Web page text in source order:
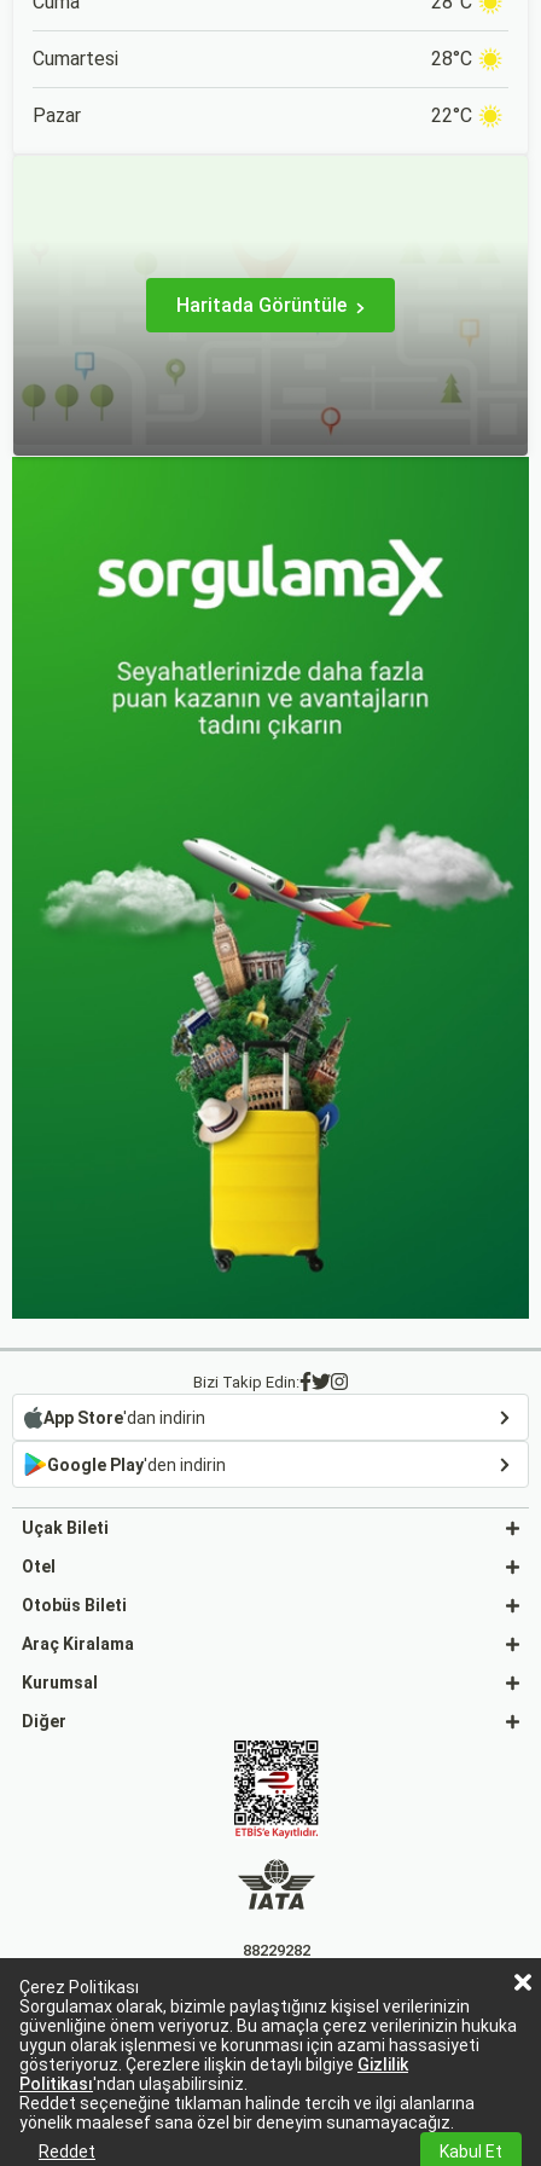
Çerez Politikası
Sorgulamax olarak, bizimle paylaştığınız kişisel verilerinizin
güvenliğine önem veriyoruz. Bu amaçla çerez verilerinizin hukuka
uygun olarak işlenmesi ve korunması için azami hassasiyeti
gösteriyoruz. Çerezlere ilişkin detaylı bilgiye Gizlilik
Politikası'ndan ulaşabilirsiniz.
Reddet seçeneğine tıklaman halinde tercih ve ilgi alanlarına
yönelik maalesef sana özel bir deneyim sunamayacağız.
Reddet
Kabul Et
Cumartesi 28°C
Pazar 22°C
Haritada Görüntüle
Bizi Takip Edin:
App Store'dan indirin
Google Play'den indirin
Uçak Bileti
Otel
Otobüs Bileti
Araç Kiralama
Kurumsal
Diğer
88229282
15863
Sorgulamax Turizim, TURSAB Belge No: 15863